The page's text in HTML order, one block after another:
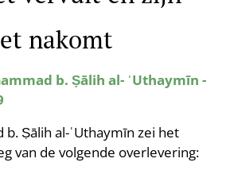
nakomt
b. Ṣālih al- ʿUthaymīn -
b. Ṣālih al-ʿUthaymīn zei het
van de volgende overlevering: